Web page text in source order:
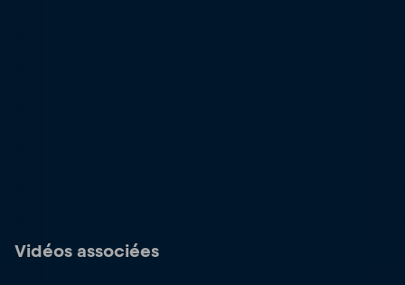
Vidéos associées